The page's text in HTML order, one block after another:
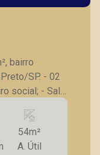
bairro
SP. - 02
em
54m²
A. Útil